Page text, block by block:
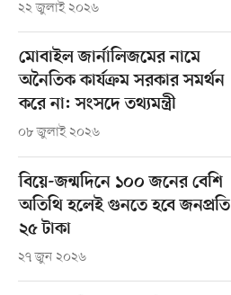
২২ জুলাই ২০২৬
মোবাইল জার্নালিজমের নামে
অনৈতিক কার্যক্রম সরকার সমর্থন
করে না: সংসদে তথ্যমন্ত্রী
০৮ জুলাই ২০২৬
বিয়ে-জন্মদিনে ১০০ জনের বেশি
অতিথি হলেই গুনতে হবে জনপ্রতি
২৫ টাকা
২৭ জুন ২০২৬